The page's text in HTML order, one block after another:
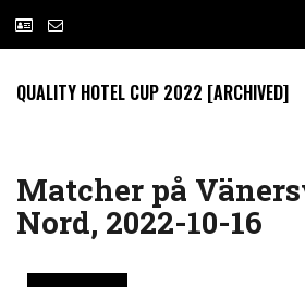
QUALITY HOTEL CUP 2022 [ARCHIVED]
Matcher på
Nord, 2022-10-16